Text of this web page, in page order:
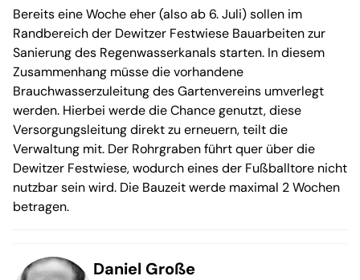
Bereits eine Woche eher (also ab 6. Juli) sollen im
Randbereich der Dewitzer Festwiese Bauarbeiten zur
Sanierung des Regenwasserkanals starten. In diesem
Zusammenhang müsse die vorhandene
Brauchwasserzuleitung des Gartenvereins umverlegt
werden. Hierbei werde die Chance genutzt, diese
Versorgungsleitung direkt zu erneuern, teilt die
Verwaltung mit. Der Rohrgraben führt quer über die
Dewitzer Festwiese, wodurch eines der Fußballtore nicht
nutzbar sein wird. Die Bauzeit werde maximal 2 Wochen
betragen.
Daniel Große